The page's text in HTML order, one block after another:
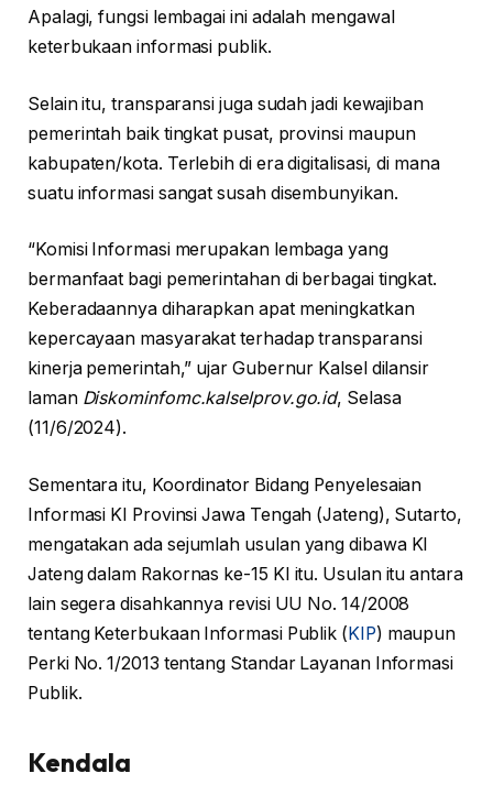
Apalagi, fungsi lembagai ini adalah mengawal
keterbukaan informasi publik.
Selain itu, transparansi juga sudah jadi kewajiban
pemerintah baik tingkat pusat, provinsi maupun
kabupaten/kota. Terlebih di era digitalisasi, di mana
suatu informasi sangat susah disembunyikan.
“Komisi Informasi merupakan lembaga yang
bermanfaat bagi pemerintahan di berbagai tingkat.
Keberadaannya diharapkan apat meningkatkan
kepercayaan masyarakat terhadap transparansi
kinerja pemerintah,” ujar Gubernur Kalsel dilansir
laman Diskominfomc.kalselprov.go.id, Selasa
(11/6/2024).
Sementara itu, Koordinator Bidang Penyelesaian
Informasi KI Provinsi Jawa Tengah (Jateng), Sutarto,
mengatakan ada sejumlah usulan yang dibawa KI
Jateng dalam Rakornas ke-15 KI itu. Usulan itu antara
lain segera disahkannya revisi UU No. 14/2008
tentang Keterbukaan Informasi Publik (KIP) maupun
Perki No. 1/2013 tentang Standar Layanan Informasi
Publik.
Kendala